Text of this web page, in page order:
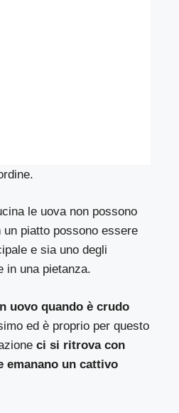
le uova non possono
piatto possono essere
e sia uno degli
in una pietanza.
uovo quando è crudo
ed è proprio per questo
ci si ritrova con
emanano un cattivo